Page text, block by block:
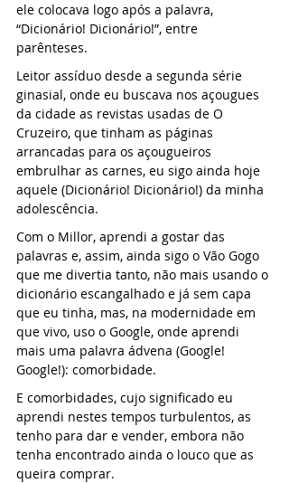
ele colocava logo após a palavra,
“Dicionário! Dicionário!”, entre
parênteses.
Leitor assíduo desde a segunda série
ginasial, onde eu buscava nos açougues
da cidade as revistas usadas de O
Cruzeiro, que tinham as páginas
arrancadas para os açougueiros
embrulhar as carnes, eu sigo ainda hoje
aquele (Dicionário! Dicionário!) da minha
adolescência.
Com o Millor, aprendi a gostar das
palavras e, assim, ainda sigo o Vão Gogo
que me divertia tanto, não mais usando o
dicionário escangalhado e já sem capa
que eu tinha, mas, na modernidade em
que vivo, uso o Google, onde aprendi
mais uma palavra ádvena (Google!
Google!): comorbidade.
E comorbidades, cujo significado eu
aprendi nestes tempos turbulentos, as
tenho para dar e vender, embora não
tenha encontrado ainda o louco que as
queira comprar.